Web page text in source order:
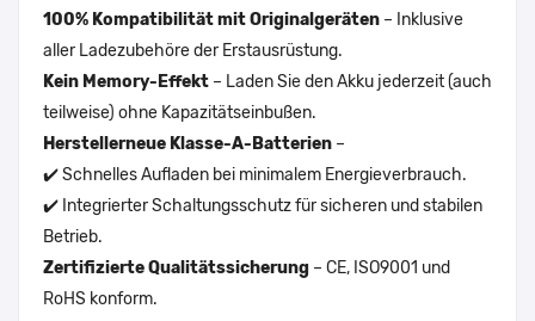
100% Kompatibilität mit Originalgeräten – Inklusive
aller Ladezubehöre der Erstausrüstung.
Kein Memory-Effekt – Laden Sie den Akku jederzeit (auch
teilweise) ohne Kapazitätseinbußen.
Herstellerneue Klasse-A-Batterien –
✔️ Schnelles Aufladen bei minimalem Energieverbrauch.
✔️ Integrierter Schaltungsschutz für sicheren und stabilen
Betrieb.
Zertifizierte Qualitätssicherung – CE, ISO9001 und
RoHS konform.